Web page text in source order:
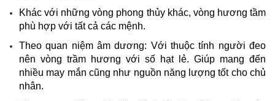
Khác với những vòng phong thủy khác, vòng hương tầm
phù hợp với tất cả các mệnh.
Theo quan niệm âm dương: Với thuộc tính người đeo
nên vòng trầm hương với số hạt lẻ. Giúp mang đến
nhiều may mắn cũng như nguồn năng lượng tốt cho chủ
nhân.